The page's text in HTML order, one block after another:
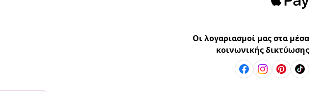
Οι λογαριασμοί μας στα μέσα
κοινωνικής δικτύωσης